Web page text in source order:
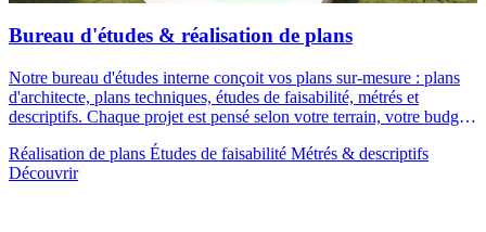
Bureau d'études & réalisation de plans
Notre bureau d'études interne conçoit vos plans sur-mesure : plans
d'architecte, plans techniques, études de faisabilité, métrés et
descriptifs. Chaque projet est pensé selon votre terrain, votre budget
Réalisation de plans Études de faisabilité Métrés & descriptifs
Découvrir